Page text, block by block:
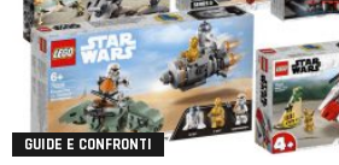
GUIDE E CONFRONTI